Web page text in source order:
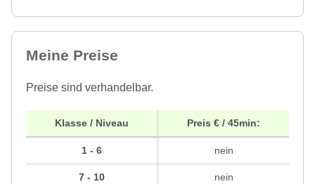
Meine Preise
Preise sind verhandelbar.
Klasse / Niveau
1 - 6
7 - 10
Preis € / 45min:
nein
nein